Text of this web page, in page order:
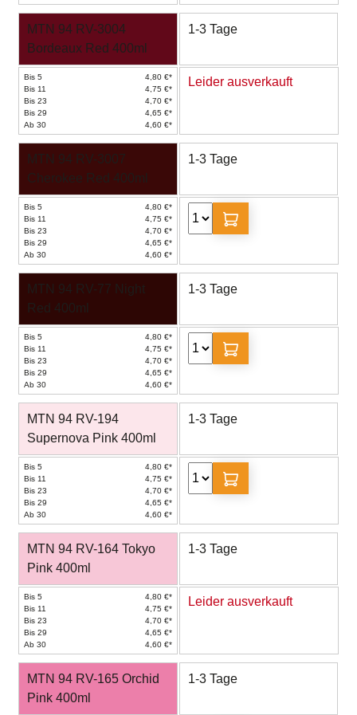
MTN 94 RV-3004
Bordeaux Red 400ml
1-3 Tage
Bis 5
4,80 €*
Bis 11
4,75 €*
Bis 23
4,70 €*
Bis 29
4,65 €*
Ab 30
4,60 €*
Leider ausverkauft
MTN 94 RV-3007
Cherokee Red 400ml
1-3 Tage
Bis 5
4,80 €*
Bis 11
4,75 €*
Bis 23
4,70 €*
Bis 29
4,65 €*
Ab 30
4,60 €*
MTN 94 RV-77 Night
Red 400ml
1-3 Tage
Bis 5
4,80 €*
Bis 11
4,75 €*
Bis 23
4,70 €*
Bis 29
4,65 €*
Ab 30
4,60 €*
MTN 94 RV-194
Supernova Pink 400ml
1-3 Tage
Bis 5
4,80 €*
Bis 11
4,75 €*
Bis 23
4,70 €*
Bis 29
4,65 €*
Ab 30
4,60 €*
MTN 94 RV-164 Tokyo
Pink 400ml
1-3 Tage
Bis 5
4,80 €*
Bis 11
4,75 €*
Bis 23
4,70 €*
Bis 29
4,65 €*
Ab 30
4,60 €*
Leider ausverkauft
MTN 94 RV-165 Orchid
Pink 400ml
1-3 Tage